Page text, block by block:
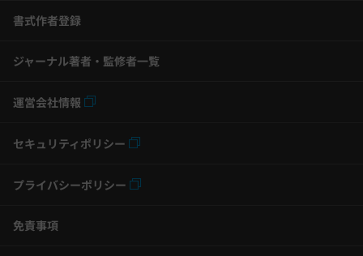
書式作者登録
ジャーナル著者・監修者一覧
運営会社情報
セキュリティポリシー
プライバシーポリシー
免責事項